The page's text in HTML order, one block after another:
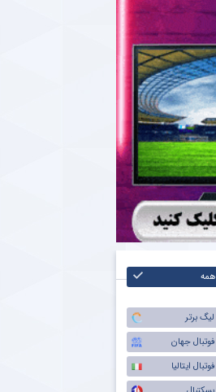
همه
لیگ برتر
فوتبال جهان
فوتبال ایتالیا